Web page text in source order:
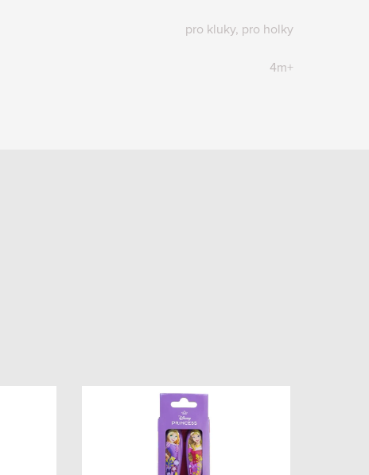
pro kluky, pro holky
4m+